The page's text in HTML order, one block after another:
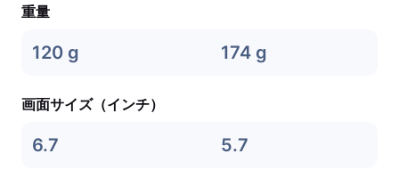
重量
120 g 174 g
画面サイズ（インチ）
6.7 5.7